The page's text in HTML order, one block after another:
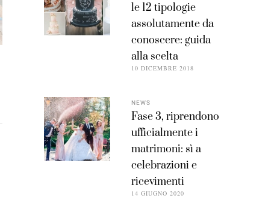
le 12 tipologie
assolutamente da
conoscere: guida
alla scelta
10 DICEMBRE 2018
NEWS
Fase 3, riprendono
ufficialmente i
matrimoni: sì a
celebrazioni e
ricevimenti
14 GIUGNO 2020